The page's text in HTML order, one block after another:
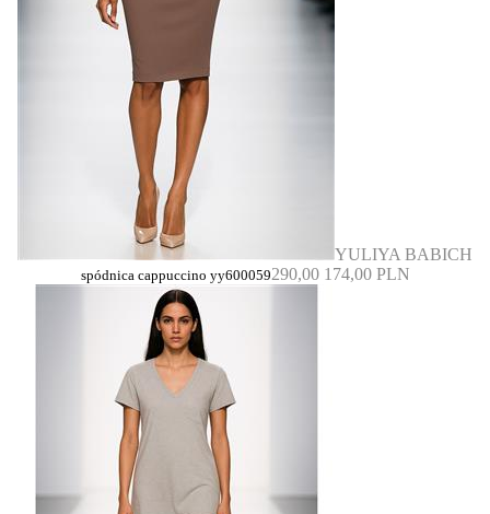
YULIYA BABICH
spódnica cappuccino yy600059290,00 174,00 PLN